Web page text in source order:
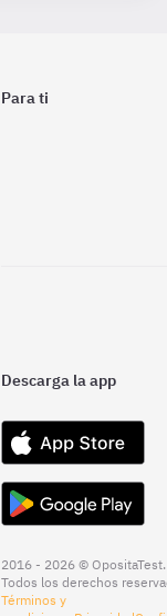
Para ti
Descarga la app
2016 - 2026 © OpositaTest.
Todos los derechos
Términos y